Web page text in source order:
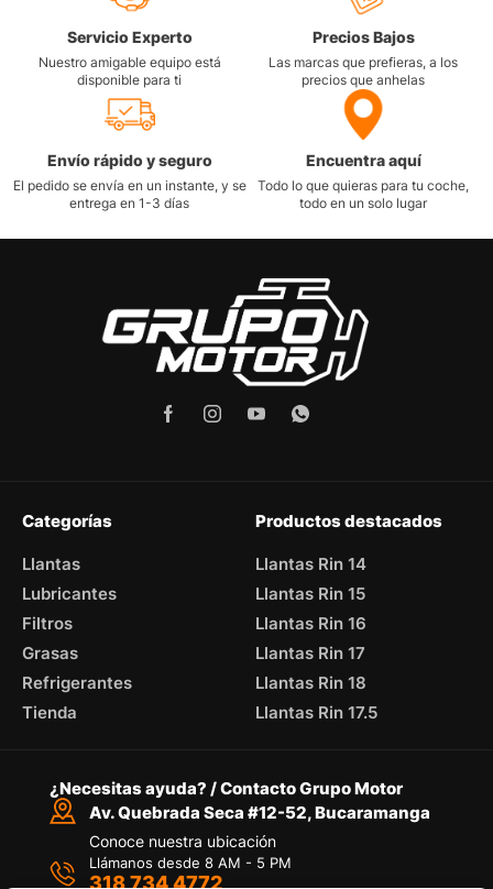
Servicio Experto
Nuestro amigable equipo está
disponible para ti
Precios Bajos
Las marcas que prefieras, a los
precios que anhelas
Envío rápido y seguro
El pedido se envía en un instante, y se
entrega en 1-3 días
Encuentra aquí
Todo lo que quieras para tu coche,
todo en un solo lugar
Categorías
Llantas
Lubricantes
Filtros
Grasas
Refrigerantes
Tienda
Productos destacados
Llantas Rin 14
Llantas Rin 15
Llantas Rin 16
Llantas Rin 17
Llantas Rin 18
Llantas Rin 17.5
¿Necesitas ayuda? / Contacto Grupo Motor
Av. Quebrada Seca #12-52, Bucaramanga
Conoce nuestra ubicación
Llámanos desde 8 AM - 5 PM
318 734 4772